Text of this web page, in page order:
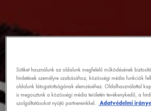
Sütiket használunk az oldalunk megfelelő működésének
hirdetések személyre szabásához, közösségi média funkciók
oldalunk látogatottságának elemzéséhez. Oldalhasználattal
is megosztunk a közösségi média területén tevékenykedő, a
szolgáltatásokat nyújtó partnereinkkel.
Adatvédelmi